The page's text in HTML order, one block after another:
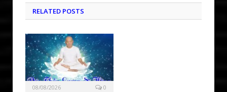
RELATED POSTS
08/08/2026 0